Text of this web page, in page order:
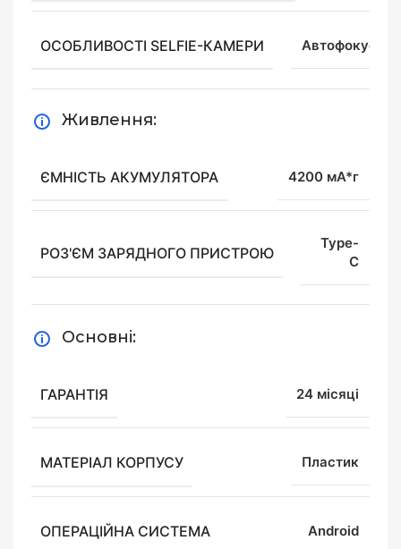
ОСОБЛИВОСТІ SELFIE-КАМЕРИ Автофокус
Живлення:
ЄМНІСТЬ АКУМУЛЯТОРА 4200 мА*г
РОЗ'ЄМ ЗАРЯДНОГО ПРИСТРОЮ
Type-
C
Основні:
ГАРАНТІЯ 24 місяці
МАТЕРІАЛ КОРПУСУ Пластик
ОПЕРАЦІЙНА СИСТЕМА Android